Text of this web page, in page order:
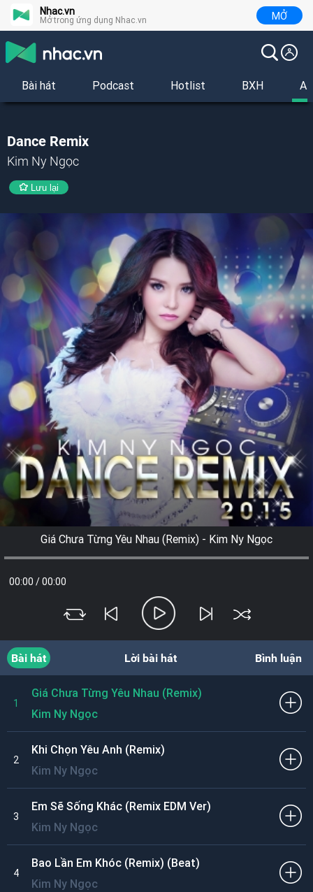
Nhac.vn
Mở trong ứng dụng Nhac.vn MỞ
Bài hát Podcast Hotlist BXH
Dance Remix
Kim Ny Ngọc
Lưu lại
Giá Chưa Từng Yêu Nhau (Remix) - Kim Ny Ngọc
00:00 /00:00
Bài hát Lời bài hát Bình luận
1
Giá Chưa Từng Yêu Nhau (Remix)
Kim Ny Ngọc
2
Khi Chọn Yêu Anh (Remix)
Kim Ny Ngọc
3
Em Sẽ Sống Khác (Remix EDM Ver)
Kim Ny Ngọc
4
Bao Lần Em Khóc (Remix) (Beat)
Kim Ny Ngọc